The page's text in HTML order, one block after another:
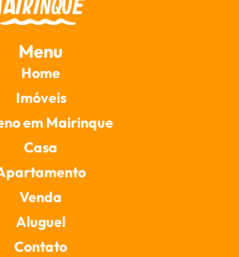
Menu
Home
Imóveis
em Mairinque
Casa
Venda
Aluguel
Contato